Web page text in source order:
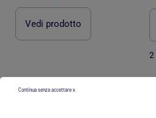
Continua senza accettare x
Vedi prodotto
2